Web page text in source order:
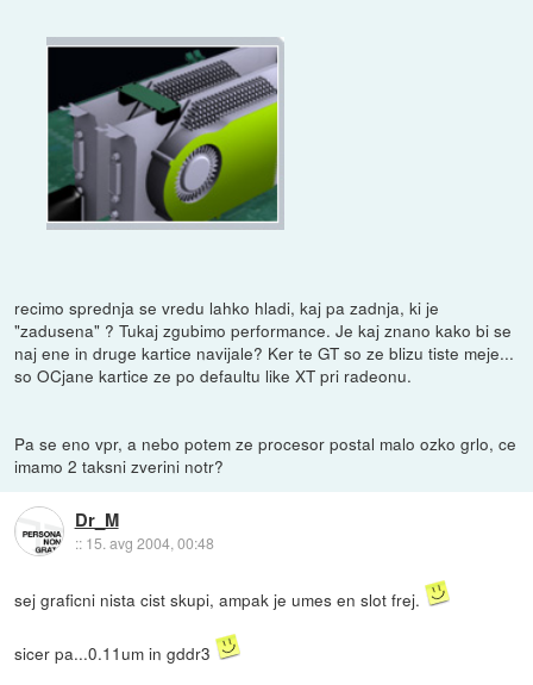
recimo sprednja se vredu lahko hladi, kaj pa zadnja, ki je
"zadusena" ? Tukaj zgubimo performance. Je kaj znano kako bi se
naj ene in druge kartice navijale? Ker te GT so ze blizu tiste meje...
so OCjane kartice ze po defaultu like XT pri radeonu.
Pa se eno vpr, a nebo potem ze procesor postal malo ozko grlo, ce
imamo 2 taksni zverini notr?
Dr_M
:: 15. avg 2004, 00:48
sej graficni nista cist skupi, ampak je umes en slot frej.
sicer pa...0.11um in gddr3